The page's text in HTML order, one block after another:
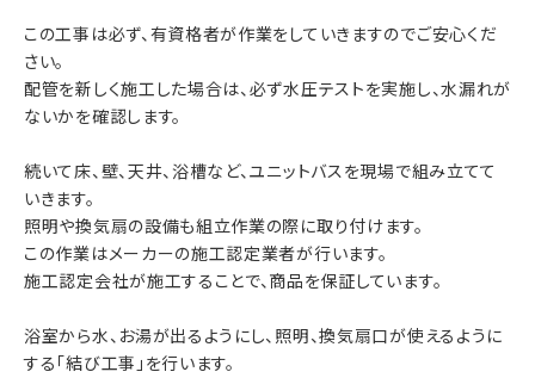
この工事は必ず、有資格者が作業をしていきますのでご安心くだ
さい。
配管を新しく施工した場合は、必ず水圧テストを実施し、水漏れが
ないかを確認します。
続いて床、壁、天井、浴槽など、ユニットバスを現場で組み立てて
いきます。
照明や換気扇の設備も組立作業の際に取り付けます。
この作業はメーカーの施工認定業者が行います。
施工認定会社が施工することで、商品を保証しています。
浴室から水、お湯が出るようにし、照明、換気扇口が使えるように
する「結び工事」を行います。